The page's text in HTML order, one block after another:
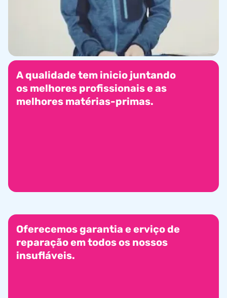
A qualidade tem inicio juntando
os melhores profissionais e as
melhores matérias-primas.
Oferecemos garantia e erviço de
reparação em todos os nossos
insufláveis.